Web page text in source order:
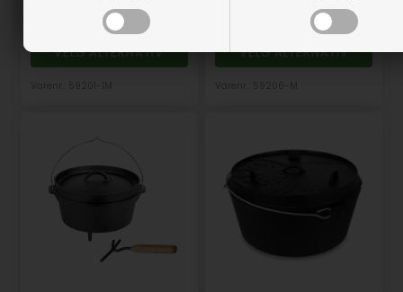
30 L 40 L
VELG ALTERNATIV VELG ALTERNATIV